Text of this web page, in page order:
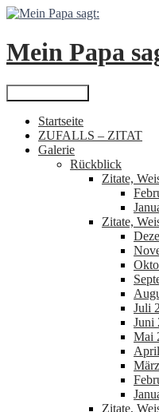
Zum
springen
Mein Papa
Suchen
Startseite
ZUFALLS – ZITAT
Galerie
Rückblick
Zitate,
Zitate,
Juli
Juni
Mai
Zitate,